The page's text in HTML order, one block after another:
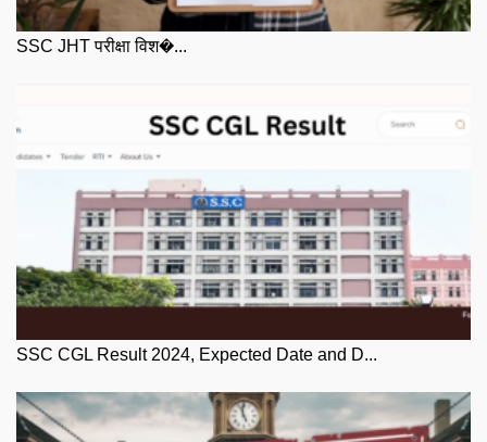
SSC JHT परीक्षा विश�...
SSC CGL Result 2024, Expected Date and D...